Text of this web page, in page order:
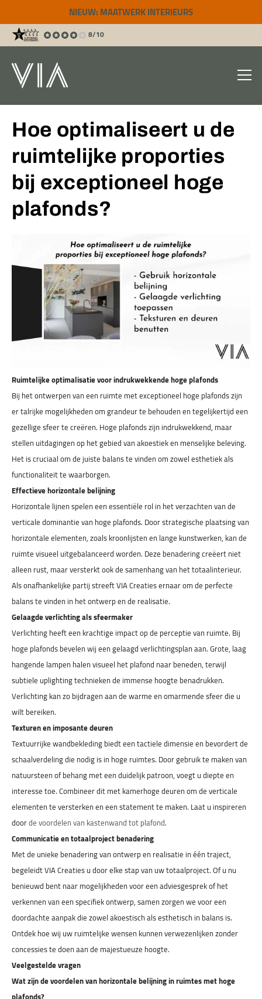
NIEUW: MAATWERK INTERIEURS
8/10
Hoe optimaliseert u de
ruimtelijke proporties
bij exceptioneel hoge
plafonds?
Ruimtelijke optimalisatie voor indrukwekkende hoge plafonds
Bij het ontwerpen van een ruimte met exceptioneel hoge plafonds zijn
er talrijke mogelijkheden om grandeur te behouden en tegelijkertijd een
gezellige sfeer te creëren. Hoge plafonds zijn indrukwekkend, maar
stellen uitdagingen op het gebied van akoestiek en menselijke beleving.
Het is cruciaal om de juiste balans te vinden om zowel esthetiek als
functionaliteit te waarborgen.
Effectieve horizontale belijning
Horizontale lijnen spelen een essentiële rol in het verzachten van de
verticale dominantie van hoge plafonds. Door strategische plaatsing van
horizontale elementen, zoals kroonlijsten en lange kunstwerken, kan de
ruimte visueel uitgebalanceerd worden. Deze benadering creëert niet
alleen rust, maar versterkt ook de samenhang van het totaalinterieur.
Als onafhankelijke partij streeft VIA Creaties ernaar om de perfecte
balans te vinden in het ontwerp en de realisatie.
Gelaagde verlichting als sfeermaker
Verlichting heeft een krachtige impact op de perceptie van ruimte. Bij
hoge plafonds bevelen wij een gelaagd verlichtingsplan aan. Grote, laag
hangende lampen halen visueel het plafond naar beneden, terwijl
subtiele uplighting technieken de immense hoogte benadrukken.
Verlichting kan zo bijdragen aan de warme en omarmende sfeer die u
wilt bereiken.
Texturen en imposante deuren
Textuurrijke wandbekleding biedt een tactiele dimensie en bevordert de
schaalverdeling die nodig is in hoge ruimtes. Door gebruik te maken van
natuursteen of behang met een duidelijk patroon, voegt u diepte en
interesse toe. Combineer dit met kamerhoge deuren om de verticale
elementen te versterken en een statement te maken. Laat u inspireren
doorde voordelen van kastenwand tot plafond.
Communicatie en totaalproject benadering
Met de unieke benadering van ontwerp en realisatie in één traject,
begeleidt VIA Creaties u door elke stap van uw totaalproject. Of u nu
benieuwd bent naar mogelijkheden voor een adviesgesprek of het
verkennen van een specifiek ontwerp, samen zorgen we voor een
doordachte aanpak die zowel akoestisch als esthetisch in balans is.
Ontdek hoe wij uw ruimtelijke wensen kunnen verwezenlijken zonder
concessies te doen aan de majestueuze hoogte.
Veelgestelde vragen
Wat zijn de voordelen van horizontale belijning in ruimtes met hoge